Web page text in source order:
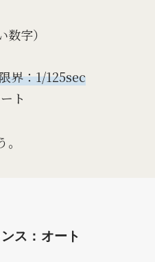
字）
界：1/125sec
ト
ス：オート